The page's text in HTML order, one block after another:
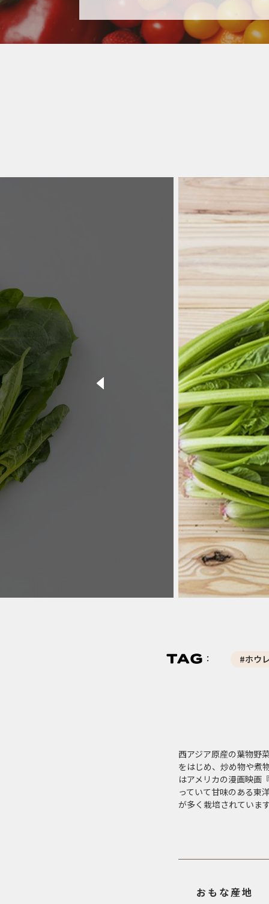
#ホウ
西アジア原産の葉物野
をはじめ、炒め物や煮
はアメリカの漫画映画
っていて甘味のある東
が多く栽培されていま
おもな産地